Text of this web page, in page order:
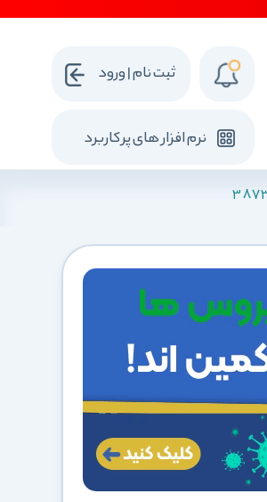
نرم افزار های پرکاربرد
ثبت نام | ورود